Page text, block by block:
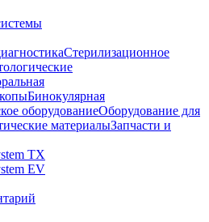
Стерилизационное
Бинокулярная
оборудованиеОборудование для
материалыЗапчасти и
TX
EV